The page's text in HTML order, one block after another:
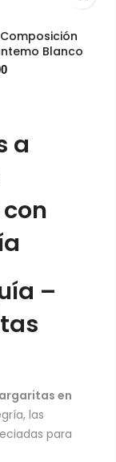
Blanco
a
–
en
las
para